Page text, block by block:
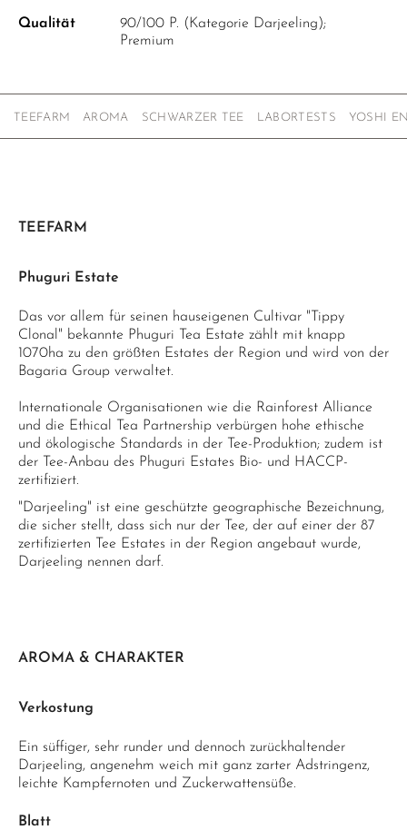
Qualität
90/100 P. (Kategorie Darjeeling);
Premium
TEEFARM AROMA SCHWARZER TEE LABORTESTS YOSHI
TEEFARM
Phuguri Estate
Das vor allem für seinen hauseigenen Cultivar "Tippy
Clonal" bekannte Phuguri Tea Estate zählt mit knapp
1070ha zu den größten Estates der Region und wird von der
Bagaria Group verwaltet.
Internationale Organisationen wie die Rainforest Alliance
und die Ethical Tea Partnership verbürgen hohe ethische
und ökologische Standards in der Tee-Produktion; zudem ist
der Tee-Anbau des Phuguri Estates Bio- und HACCP-
zertifiziert.
"Darjeeling" ist eine geschützte geographische Bezeichnung,
die sicher stellt, dass sich nur der Tee, der auf einer der 87
zertifizierten Tee Estates in der Region angebaut wurde,
Darjeeling nennen darf.
AROMA & CHARAKTER
Verkostung
Ein süffiger, sehr runder und dennoch zurückhaltender
Darjeeling, angenehm weich mit ganz zarter Adstringenz,
leichte Kampfernoten und Zuckerwattensüße.
Blatt